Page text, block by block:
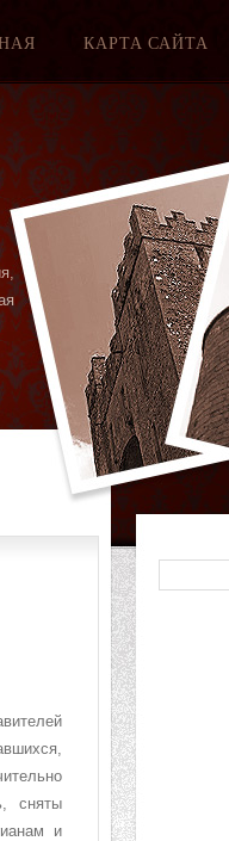
КАРТА САЙТА
сняты
и